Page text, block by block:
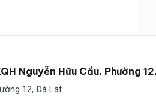
Nguyễn Hữu Cầu, Phường
12, Đà Lạt